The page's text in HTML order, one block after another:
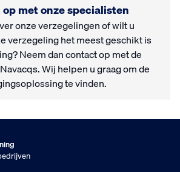
met onze specialisten
onze verzegelingen of wilt u
verzegeling het meest geschikt is
Neem dan contact op met de
Wij helpen u graag om de
te vinden.